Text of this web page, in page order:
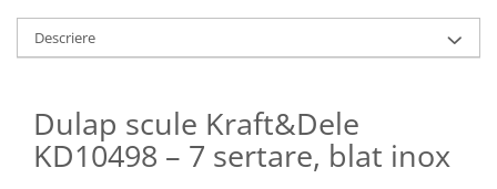
Descriere
Dulap scule Kraft&Dele
KD10498 – 7 sertare, blat inox